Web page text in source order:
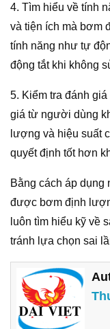
4. Tìm hiểu về tính
và tiện ích mà bơm
tính năng như tự
động tắt khi không
5. Kiểm tra đánh
giá từ người dùng
lượng và hiệu suất
quyết định tốt hơn
Bằng cách áp dụng
được bơm định
luôn tìm hiểu kỹ về
tránh lựa chọn sai